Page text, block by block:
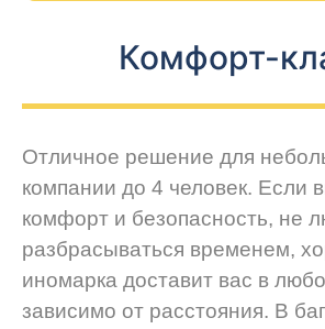
Комфорт-
Отличное решение для
компании до 4 человек. Если
комфорт и безопасность, не
разбрасываться временем,
иномарка доставит вас в
зависимо от расстояния. В